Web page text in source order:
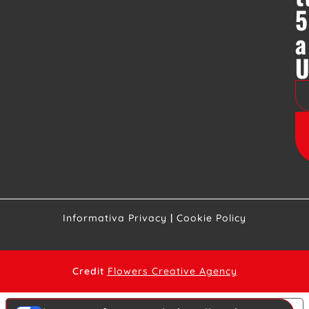
a
Informativa Privacy | Cookie Policy
Credit Flowers Creative Agency